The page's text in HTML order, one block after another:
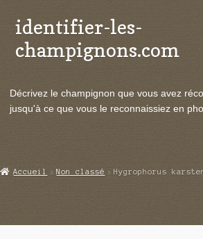
Aller
à
la
Aller
au
contenu
identifier-les-
champignons.com
Actualités
Echanges et contacts
Décrivez le champignon que vous avez
jusqu'à ce que vous le reconnaissiez en
Accueil Non classé Hygrophorus